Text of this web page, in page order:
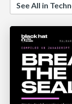
See All in